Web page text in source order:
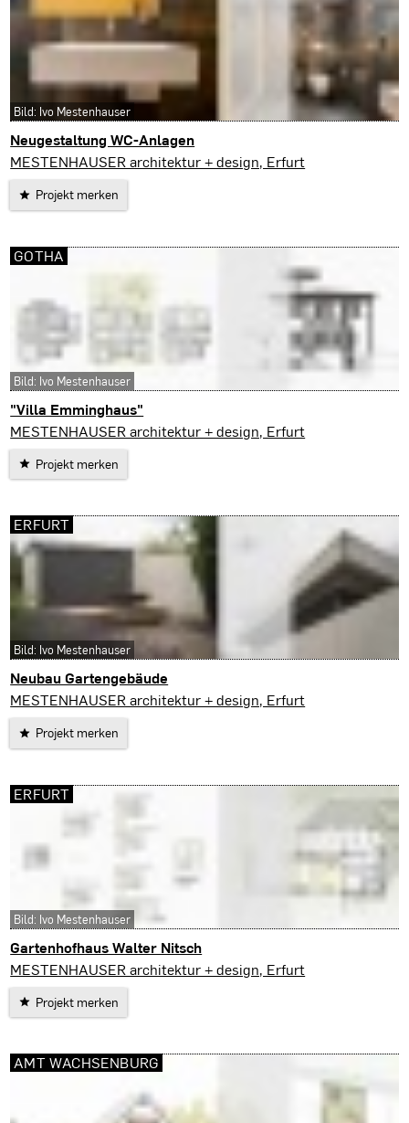
Neugestaltung WC-Anlagen
Erfurt
MESTENHAUSER architektur + design, Erfurt
Projekt merken
Bild: Ivo Mestenhauser
"Villa Emminghaus"
Gotha
MESTENHAUSER architektur + design, Erfurt
Projekt merken
GOTHA
Bild: Ivo Mestenhauser
Neubau Gartengebäude
Erfurt
MESTENHAUSER architektur + design, Erfurt
Projekt merken
ERFURT
Bild: Ivo Mestenhauser
Gartenhofhaus Walter Nitsch
Erfurt
MESTENHAUSER architektur + design, Erfurt
Projekt merken
ERFURT
Bild: Ivo Mestenhauser
AMT WACHSENBURG